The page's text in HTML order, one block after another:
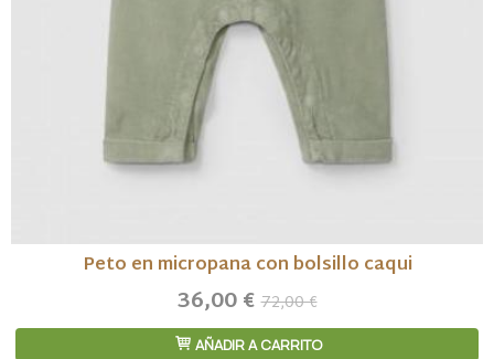
Peto en micropana con bolsillo caqui
36,00 €72,00 €
AÑADIR A CARRITO